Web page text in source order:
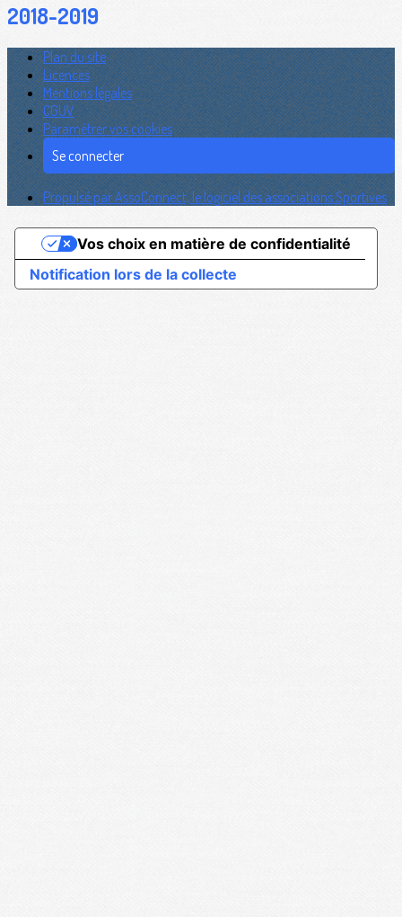
2018-2019
Plan du site
Licences
Mentions légales
CGUV
Paramétrer vos cookies
Se connecter
Propulsé par AssoConnect, le logiciel des associations Sportives
Notification lors de la collecte
Vos choix en matière de confidentialité